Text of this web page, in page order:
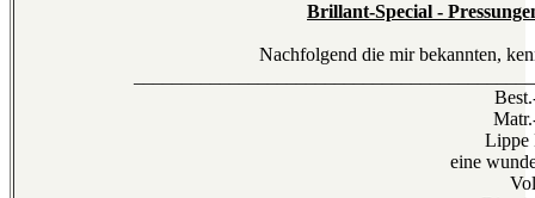
Brillant-Special -
Nachfolgend die mir bekannten,
Lippe
eine